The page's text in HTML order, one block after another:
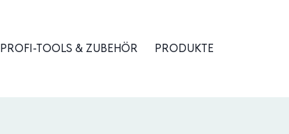
PROFI-TOOLS & ZUBEHÖR PRODUKTE